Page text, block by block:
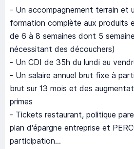
- Un accompagnement terrain et
formation complète aux produits
de 6 à 8 semaines dont 5
nécessitant des découchers)
- Un CDI de 35h du lundi au
- Un salaire annuel brut fixe à
brut sur 13 mois et des
primes
- Tickets restaurant, politique
plan d'épargne entreprise et
participation...